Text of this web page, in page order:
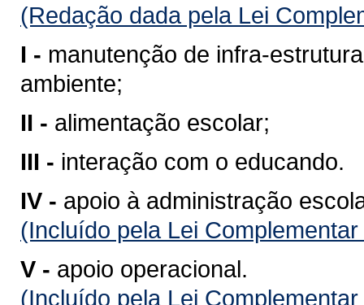
(Redação dada pela Lei
I - manutenção de infra-
ambiente;
II - alimentação escolar;
III - interação com o educando.
IV - apoio à administração
(Incluído pela Lei
V - apoio operacional.
(Incluído pela Lei